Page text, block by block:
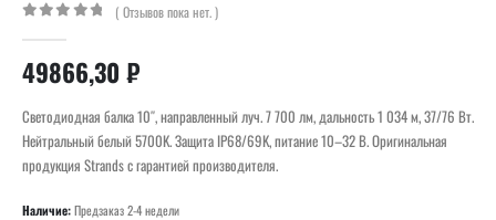
( Отзывов пока нет. )
49866,30 ₽
Светодиодная балка 10″, направленный луч. 7 700 лм, дальность 1 034 м, 37/76 Вт.
Нейтральный белый 5700K. Защита IP68/69K, питание 10–32 В. Оригинальная
продукция Strands с гарантией производителя.
Наличие:Предзаказ 2-4 недели